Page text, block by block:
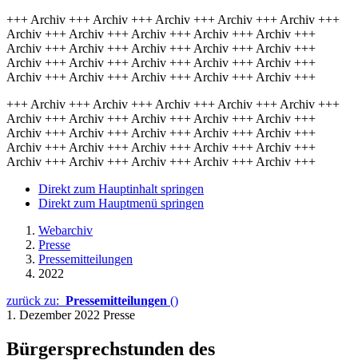
+++ Archiv +++ Archiv +++ Archiv +++ Archiv +++ Archiv +++
Archiv +++ Archiv +++ Archiv +++ Archiv +++ Archiv +++
Archiv +++ Archiv +++ Archiv +++ Archiv +++ Archiv +++
Archiv +++ Archiv +++ Archiv +++ Archiv +++ Archiv +++
Archiv +++ Archiv +++ Archiv +++ Archiv +++ Archiv +++
+++ Archiv +++ Archiv +++ Archiv +++ Archiv +++ Archiv +++
Archiv +++ Archiv +++ Archiv +++ Archiv +++ Archiv +++
Archiv +++ Archiv +++ Archiv +++ Archiv +++ Archiv +++
Archiv +++ Archiv +++ Archiv +++ Archiv +++ Archiv +++
Archiv +++ Archiv +++ Archiv +++ Archiv +++ Archiv +++
Direkt zum Hauptinhalt springen
Direkt zum Hauptmenü springen
Webarchiv
Presse
Pressemitteilungen
2022
zurück zu: Pressemitteilungen ()
1. Dezember 2022 Presse
Bürgersprechstunden des